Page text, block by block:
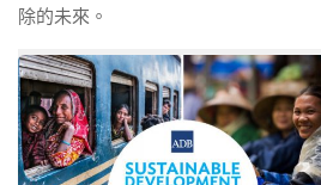
除的未來。